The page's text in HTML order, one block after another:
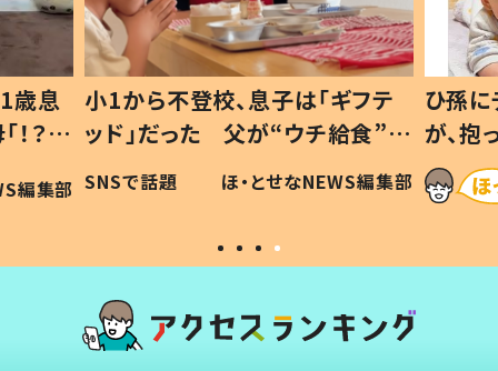
歳息
？」
編集部
小1から不登校、息子は「ギフテ
ッド」だった 父が“ウチ給食”を
作り続ける理由とは #令和の親
#令和の子
SNSで話題 ほ・とせなNEWS編集部
ひ孫
が、
「涙が
い」